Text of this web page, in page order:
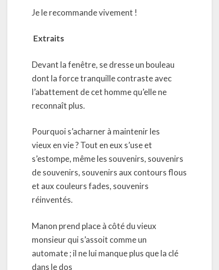
Je le recommande vivement !
Extraits
Devant la fenêtre, se dresse un bouleau
dont la force tranquille contraste avec
l’abattement de cet homme qu’elle ne
reconnaît plus.
Pourquoi s’acharner à maintenir les
vieux en vie ? Tout en eux s’use et
s’estompe, même les souvenirs, souvenirs
de souvenirs, souvenirs aux contours flous
et aux couleurs fades, souvenirs
réinventés.
Manon prend place à côté du vieux
monsieur qui s’assoit comme un
automate ; il ne lui manque plus que la clé
dans le dos